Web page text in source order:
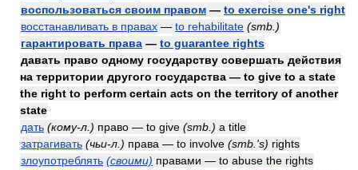
воспользоваться своим правом — to exercise one's right
восстанавливать в правах — to rehabilitate (smb.)
гарантировать права — to guarantee rights
давать право одному государству совершать действия
на территории другого государства — to give to a state
the right to perform certain acts on the territory of another
state
дать (кому-л.) право — to give (smb.) a title
затрагивать (чьи-л.) права — to involve (smb.'s) rights
злоупотреблять (своими) правами — to abuse the rights